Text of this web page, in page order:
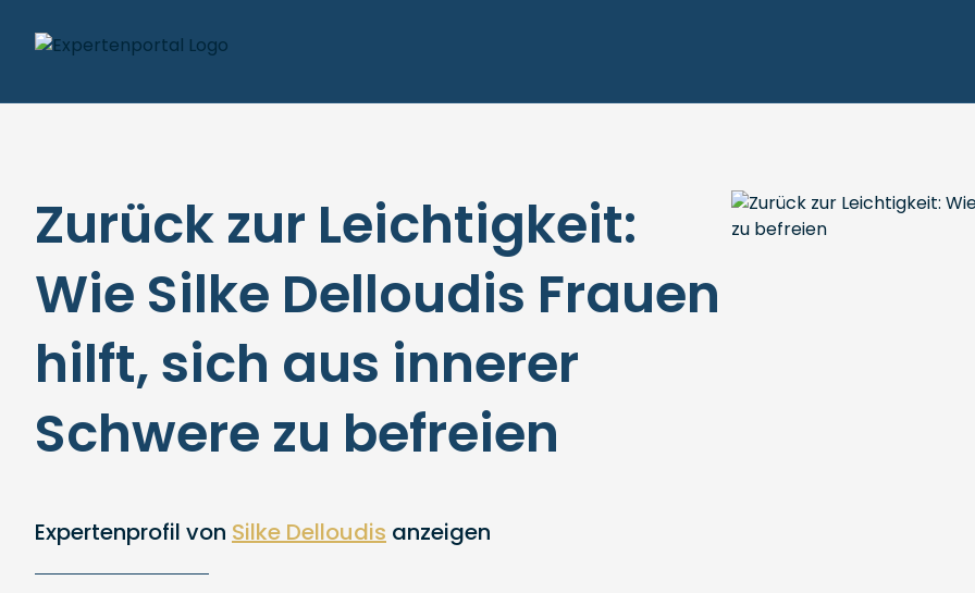
Zurück zur Leichtigkeit:
Wie Silke Delloudis Frauen
hilft, sich aus innerer
Schwere zu befreien
Expertenprofil von Silke Delloudis anzeigen